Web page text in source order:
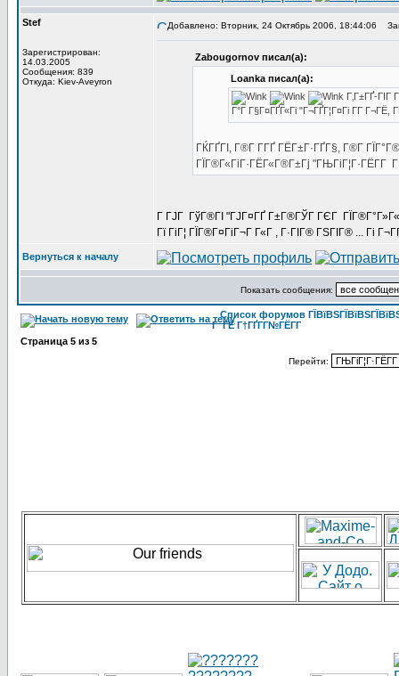
Stef
Зарегистрирован:
14.03.2005
Сообщения: 839
Откуда: Kiev-Aveyron
Добавлено: Вторник, 24 Октябрь 2006, 18:44:06
Zabougornov писал(а):
Loanka писал(а):
Г‚Г±ГҐ-
Г°Г Г§Г¤ГҐГ«Гі "Г¬ГҐГ¦Г¤Гі Г­Г
ГЌГҐГІ, Г®Г­ Г­ГҐ ГЁГ±Г·ГҐГ§, Г®Г­
ГЇГ®Г«ГіГ·ГЁГ«Г®Г±Гј "ГЊГіГ¦Г·ГЁГ­Г
Г ГЈГ ГўГ®ГІ "ГЈГ¤ГҐ Г±Г®ГЎГ ГЄГ
Гї ГіГ¦ ГЇГ®Г¤ГіГ¬Г Г«Г , Г·ГІГ® ГЅГІГ® ... Гі
Вернуться к началу
Показать сообщения:
Список форумов
Г ГЁ Г†ГҐГ­Г№ГЁГ­Г
Страница 5 из 5
Перейти: